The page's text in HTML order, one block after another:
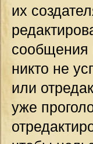
их
сообщения
никто не
или
уже